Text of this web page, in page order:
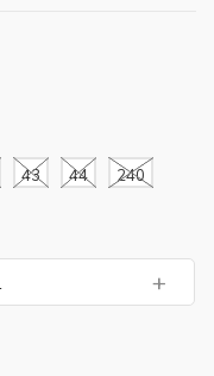
43 44 240
+